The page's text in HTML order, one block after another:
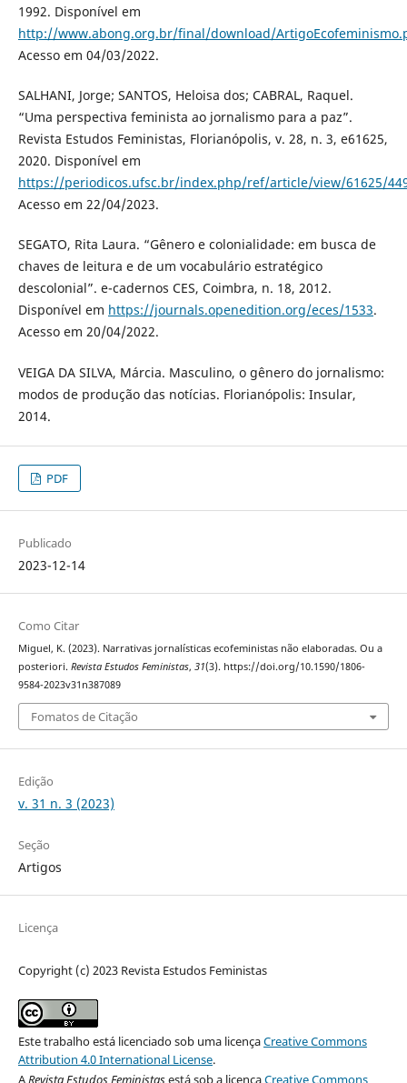
1992. Disponível em
http://www.abong.org.br/final/download/
Acesso em 04/03/2022.
SALHANI, Jorge; SANTOS, Heloisa dos; CABRAL, Raquel.
“Uma perspectiva feminista ao jornalismo para a paz”.
Revista Estudos Feministas, Florianópolis, v. 28, n. 3, e61625,
2020. Disponível em
https://periodicos.ufsc.br/index.php/ref/article/view/61625/
Acesso em 22/04/2023.
SEGATO, Rita Laura. “Gênero e colonialidade: em busca de
chaves de leitura e de um vocabulário estratégico
descolonial”. e-cadernos CES, Coimbra, n. 18, 2012.
Disponível em https://journals.openedition.org/eces/1533.
Acesso em 20/04/2022.
VEIGA DA SILVA, Márcia. Masculino, o gênero do jornalismo:
modos de produção das notícias. Florianópolis: Insular,
2014.
PDF
Publicado
2023-12-14
Como Citar
Miguel, K. (2023). Narrativas jornalísticas ecofeministas não elaboradas. Ou a
posteriori. Revista Estudos Feministas, 31(3). https://doi.org/10.1590/1806-
9584-2023v31n387089
Fomatos de Citação
Edição
v. 31 n. 3 (2023)
Seção
Artigos
Licença
Copyright (c) 2023 Revista Estudos Feministas
Este trabalho está licenciado sob uma licençaCreative Commons
Attribution 4.0 International License.
ARevista Estudos Feministasestá sob a licençaCreative Commons